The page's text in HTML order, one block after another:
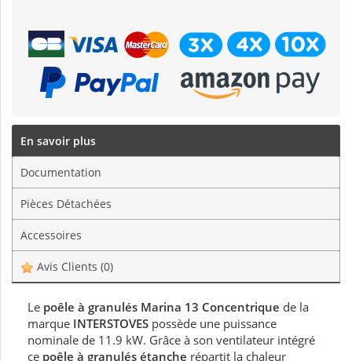
En savoir plus
Documentation
Pièces Détachées
Accessoires
Avis Clients (0)
Le poêle à granulés Marina 13 Concentrique de la
marque INTERSTOVES possède une puissance
nominale de 11.9 kW. Grâce à son ventilateur intégré
ce poêle à granulés étanche répartit la chaleur